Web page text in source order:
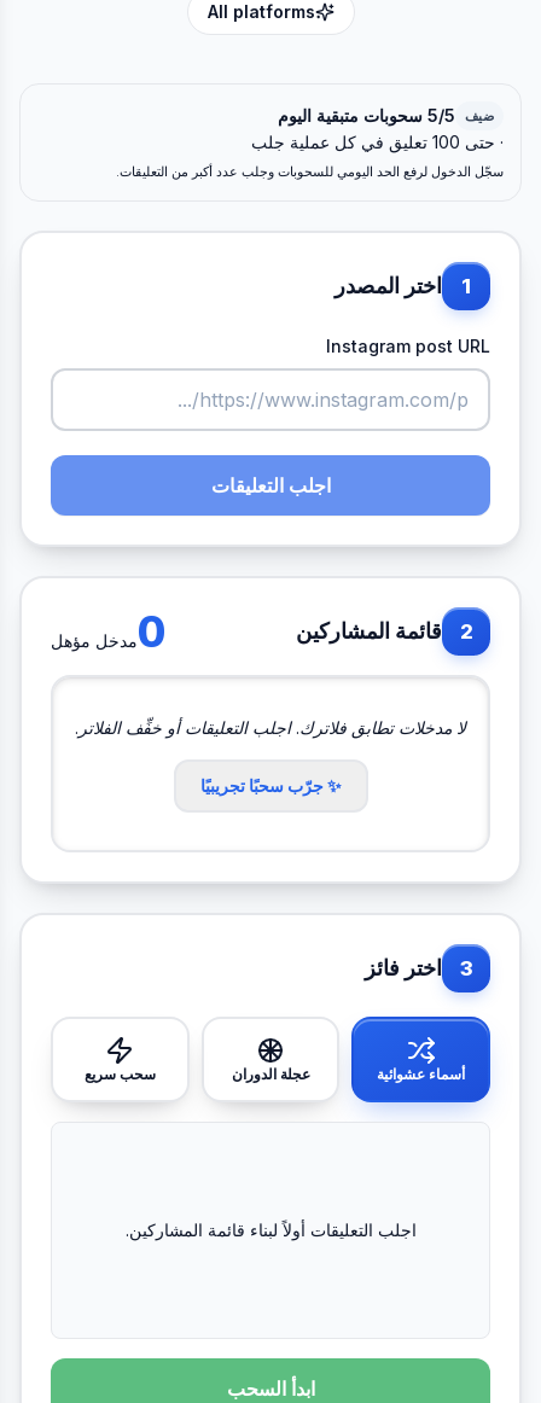
All platforms
ضيف
5/5 سحوبات متبقية اليوم
· حتى 100 تعليق في كل عملية جلب
سجّل الدخول لرفع الحد اليومي للسحوبات وجلب عدد أكبر من التعليقات.
1 اختر المصدر
Instagram post URL
اجلب التعليقات
2 قائمة المشاركين 0مدخل مؤهل
لا مدخلات تطابق فلاترك. اجلب التعليقات أو خفِّف الفلاتر.
✨ جرّب سحبًا تجريبيًا
3 اختر فائز
أسماء عشوائية عجلة الدوران سحب سريع
اجلب التعليقات أولاً لبناء قائمة المشاركين.
ابدأ السحب